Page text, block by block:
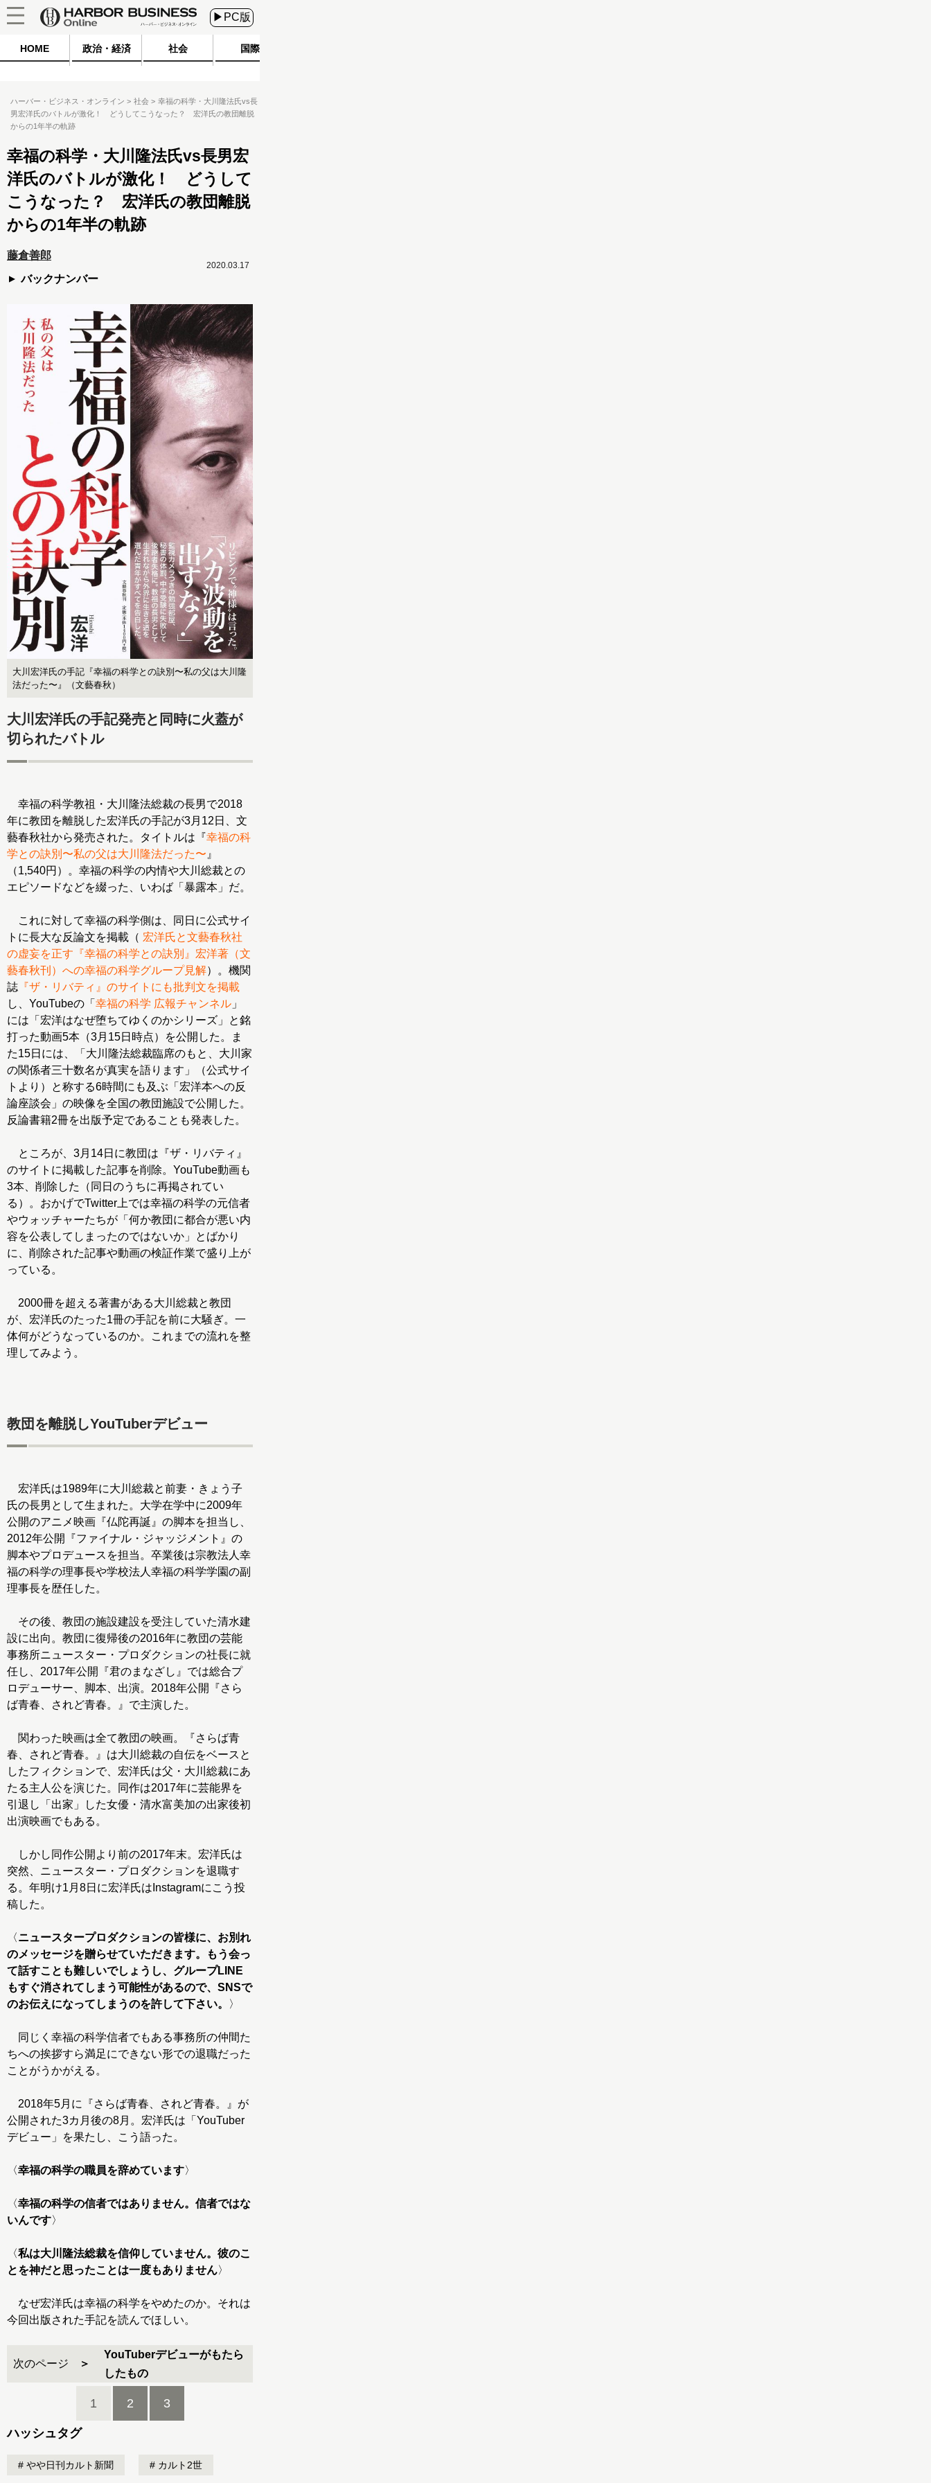
▶PC版
HOME 政治・経済 社会 国際
ハーバー・ビジネス・オンライン 社会
幸福の科学・大川隆法氏vs長
男宏洋氏のバトルが激化！ どうしてこうなった？ 宏洋氏の教団離脱
からの1年半の軌跡
幸福の科学・大川隆法氏vs長男宏
洋氏のバトルが激化！ どうして
こうなった？ 宏洋氏の教団離脱
からの1年半の軌跡
藤倉善郎
バックナンバー
2020.03.17
大川宏洋氏の手記『幸福の科学との訣別〜私の父は大川隆
法だった〜』（文藝春秋）
大川宏洋氏の手記発売と同時に火蓋が
切られたバトル
幸福の科学教祖・大川隆法総裁の長男で2018
年に教団を離脱した宏洋氏の手記が3月12日、文
藝春秋社から発売された。タイトルは『幸福の科
学との訣別〜私の父は大川隆法だった〜 』
（1,540円）。幸福の科学の内情や大川総裁との
エピソードなどを綴った、いわば「暴露本」だ。
これに対して幸福の科学側は、同日に公式サイ
トに長大な反論文を掲載（ 宏洋氏と文藝春秋社
の虚妄を正す『幸福の科学との訣別』宏洋著（文
藝春秋刊）への幸福の科学グループ見解）。機関
誌 『ザ・リバティ』のサイトにも批判文を掲載
し、YouTubeの「 幸福の科学 広報チャンネル 」
には「宏洋はなぜ堕ちてゆくのかシリーズ」と銘
打った動画5本（3月15日時点）を公開した。ま
た15日には、「大川隆法総裁臨席のもと、大川家
の関係者三十数名が真実を語ります」（公式サイ
トより）と称する6時間にも及ぶ「宏洋本への反
論座談会」の映像を全国の教団施設で公開した。
反論書籍2冊を出版予定であることも発表した。
ところが、3月14日に教団は『ザ・リバティ』
のサイトに掲載した記事を削除。YouTube動画も
3本、削除した（同日のうちに再掲されてい
る）。おかげでTwitter上では幸福の科学の元信者
やウォッチャーたちが「何か教団に都合が悪い内
容を公表してしまったのではないか」とばかり
に、削除された記事や動画の検証作業で盛り上が
っている。
2000冊を超える著書がある大川総裁と教団
が、宏洋氏のたった1冊の手記を前に大騒ぎ。一
体何がどうなっているのか。これまでの流れを整
理してみよう。
教団を離脱しYouTuberデビュー
宏洋氏は1989年に大川総裁と前妻・きょう子
氏の長男として生まれた。大学在学中に2009年
公開のアニメ映画『仏陀再誕』の脚本を担当し、
2012年公開『ファイナル・ジャッジメント』の
脚本やプロデュースを担当。卒業後は宗教法人幸
福の科学の理事長や学校法人幸福の科学学園の副
理事長を歴任した。
その後、教団の施設建設を受注していた清水建
設に出向。教団に復帰後の2016年に教団の芸能
事務所ニュースター・プロダクションの社長に就
任し、2017年公開『君のまなざし』では総合プ
ロデューサー、脚本、出演。2018年公開『さら
ば青春、されど青春。』で主演した。
関わった映画は全て教団の映画。『さらば青
春、されど青春。』は大川総裁の自伝をベースと
したフィクションで、宏洋氏は父・大川総裁にあ
たる主人公を演じた。同作は2017年に芸能界を
引退し「出家」した女優・清水富美加の出家後初
出演映画でもある。
しかし同作公開より前の2017年末。宏洋氏は
突然、ニュースター・プロダクションを退職す
る。年明け1月8日に宏洋氏はInstagramにこう投
稿した。
〈ニュースタープロダクションの皆様に、お別れ
のメッセージを贈らせていただきます。もう会っ
て話すことも難しいでしょうし、グループLINE
もすぐ消されてしまう可能性があるので、SNSで
のお伝えになってしまうのを許して下さい。
〉
同じく幸福の科学信者でもある事務所の仲間た
ちへの挨拶すら満足にできない形での退職だった
ことがうかがえる。
2018年5月に『さらば青春、されど青春。』が
公開された3カ月後の8月。宏洋氏は「YouTuber
デビュー」を果たし、こう語った。
〈幸福の科学の職員を辞めています〉
〈幸福の科学の信者ではありません。信者ではな
いんです〉
〈私は大川隆法総裁を信仰していません。彼のこ
とを神だと思ったことは一度もありません〉
なぜ宏洋氏は幸福の科学をやめたのか。それは
今回出版された手記を読んでほしい。
次のページ
YouTuberデビューがもたら
したもの
1 2 3
ハッシュタグ
やや日刊カルト新聞 カルト2世